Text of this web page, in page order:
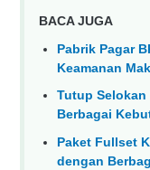
BACA JUGA
Pabrik Pagar
Keamanan
Tutup
Berbagai
Paket Fullset
dengan